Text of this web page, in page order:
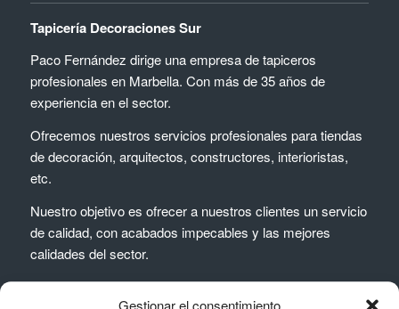
Tapicería Decoraciones Sur
Paco Fernández dirige una empresa de tapiceros
profesionales en Marbella. Con más de 35 años de
experiencia en el sector.
Ofrecemos nuestros servicios profesionales para tiendas
de decoración, arquitectos, constructores, interioristas,
etc.
Nuestro objetivo es ofrecer a nuestros clientes un servicio
de calidad, con acabados impecables y las mejores
calidades del sector.